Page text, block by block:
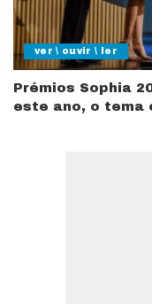
ver \ ouvir \ ler
Prémios Sophia
este ano, o tema